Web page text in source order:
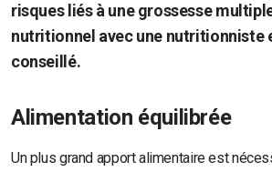
risques liés à une grossesse
nutritionnel avec une nutritionniste
conseillé.
Alimentation équilibrée
Un plus grand apport alimentaire est